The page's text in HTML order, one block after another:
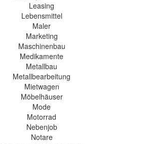
Leasing
Lebensmittel
Maler
Marketing
Maschinenbau
Medikamente
Metallbau
Metallbearbeitung
Mietwagen
Möbelhäuser
Mode
Motorrad
Nebenjob
Notare